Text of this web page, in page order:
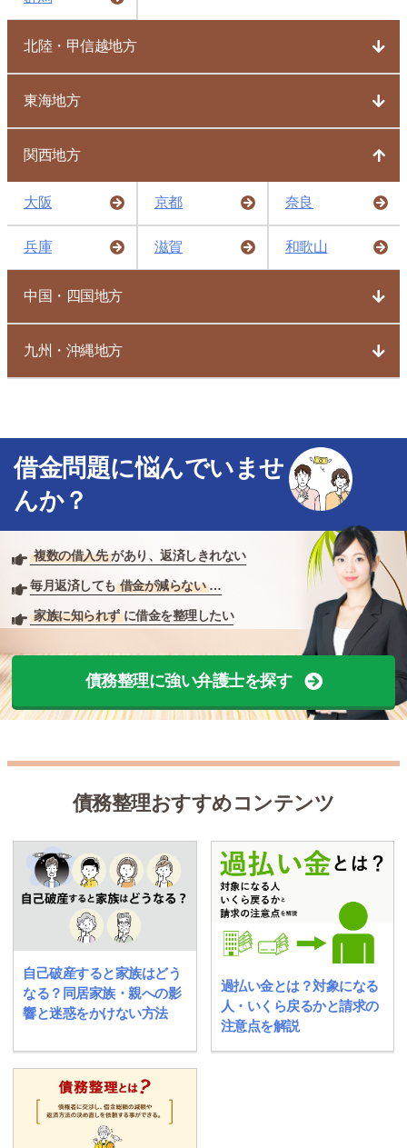
北陸・甲信越地方
東海地方
関西地方
大阪 京都 奈良
兵庫 滋賀 和歌山
中国・四国地方
九州・沖縄地方
借金問題に悩んでいませ
んか？
複数の借入先 があり、返済しきれない
毎月返済しても 借金が減らない …
家族に知られず に借金を整理したい
債務整理に強い弁護士を探す
債務整理おすすめコンテンツ
自己破産すると家族はどう
なる？同居家族・親への影
響と迷惑をかけない方法
過払い金とは？対象になる
人・いくら戻るかと請求の
注意点を解説